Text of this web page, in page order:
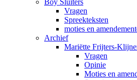
Boy Sluiters
Vragen
Spreekteksten
moties en
Archief
Mariëtte Frijters-
Vragen
Opinie
Moties en